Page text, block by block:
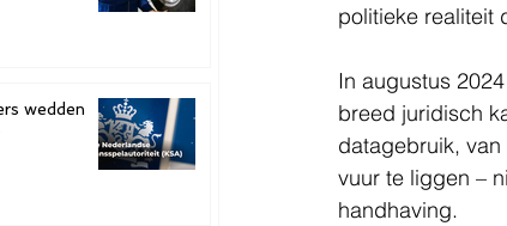
wedden
politieke realiteit
In augustus
breed juridisch
datagebruik,
vuur te liggen –
handhaving.